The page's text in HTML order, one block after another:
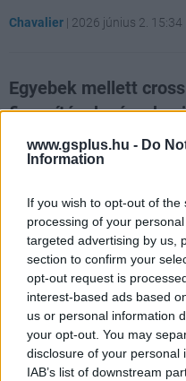
www.gsplus.hu - Do
Information
If you wish to opt-out of
processing of your
targeted advertising by us,
section to confirm your
opt-out request is
interest-based ads based
us or personal information
your opt-out. You may
disclosure of your personal
IAB’s list of downstream
Chavalier | 2026 június 2. 15:34
Egyebek mellett
finomítások várnak a
Unmute Loaded
:
Részletesen ismertette
újdonságokra
a következő
szeptemberig több
között új harci
kényelmi
hivatalossá vált, hogy
kiegészítője. A stúdió